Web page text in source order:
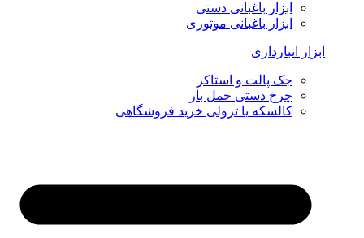
ابزار باغبانی دستی
ابزار باغبانی موتوری
ابزار انبارداری
جک پالت و استاکر
چرخ دستی حمل بار
کالسکه یا ترولی خرید فروشگاهی